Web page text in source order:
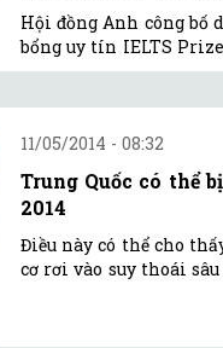
Hội đồng Anh công bố
bổng uy tín IELTS
11/05/2014 - 08:32
Trung Quốc có thể
2014
Điều này có thể cho
cơ rơi vào suy thoái